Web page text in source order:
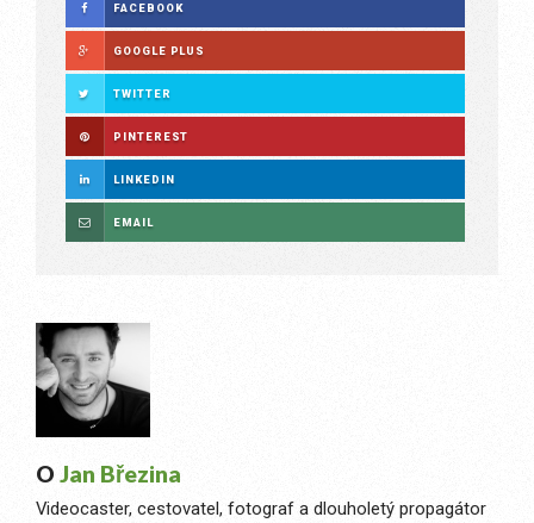
FACEBOOK
GOOGLE PLUS
TWITTER
PINTEREST
LINKEDIN
EMAIL
O Jan Březina
Videocaster, cestovatel, fotograf a dlouholetý propagátor